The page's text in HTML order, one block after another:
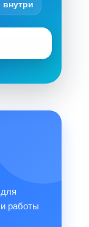
внутри
работы